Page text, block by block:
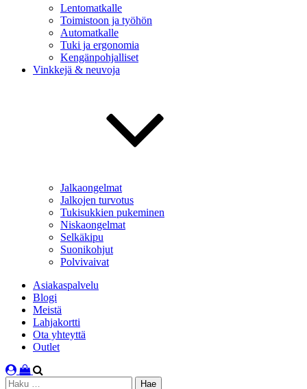
Lentomatkalle
Toimistoon ja työhön
Automatkalle
Tuki ja ergonomia
Kengänpohjalliset
Vinkkejä & neuvoja
Jalkaongelmat
Jalkojen turvotus
Tukisukkien pukeminen
Niskaongelmat
Selkäkipu
Suonikohjut
Polvivaivat
Asiakaspalvelu
Blogi
Meistä
Lahjakortti
Ota yhteyttä
Outlet
Haku: